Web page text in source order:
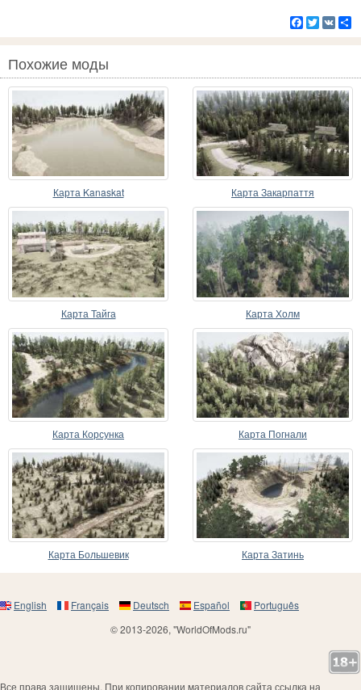
Facebook
Twitter
VK
Похожие моды
Карта Kanaskat Карта Закарпаття
Карта Тайга Карта Холм
Карта Корсунка Карта Погнали
Карта Большевик Карта Затинь
English Français Deutsch Español
Português
© 2013-2026, "WorldOfMods.ru"
Все права защищены. При копировании материалов сайта ссылка на